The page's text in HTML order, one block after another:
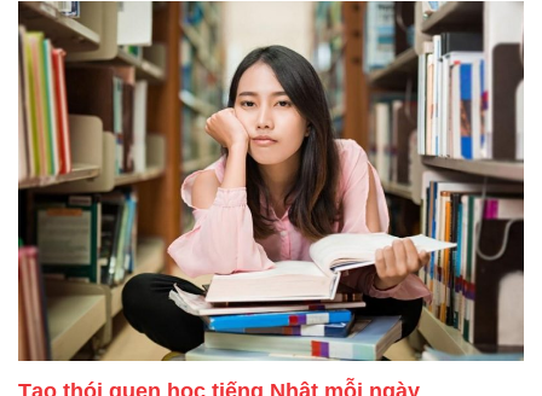
Tạo thói quen học tiếng Nhật mỗi ngày